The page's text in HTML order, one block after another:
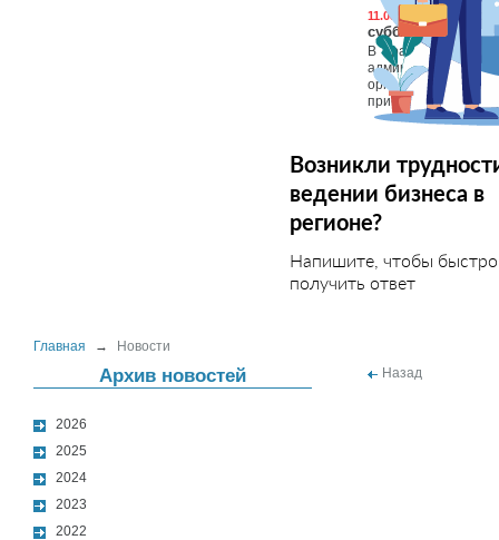
Возникли
ведении бизнеса в
регионе?
Напишите, чтобы быстро
получить ответ
Главная → Новости
Архив новостей
2026
2025
2024
2023
2022
11.08.2017
На
субботник
В рамках
администрация
организовала и 9
прибрежной зоны в
Назад